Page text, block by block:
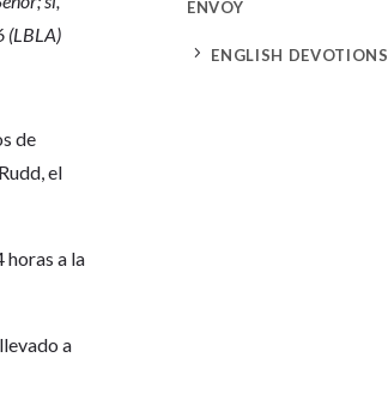
(LBLA)
de
el
horas a la
a
ENVOY
5 ENGLISH DEVOTIONS